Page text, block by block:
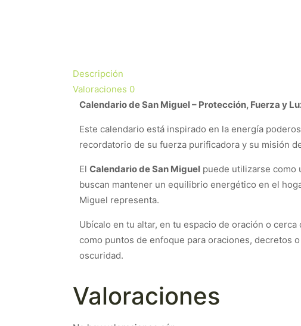
Descripción
Valoraciones 0
Calendario de San Miguel – Protección, Fuerza y
Este calendario está inspirado en la energía
recordatorio de su fuerza purificadora y su misión
El Calendario de San Miguel puede utilizarse como
buscan mantener un equilibrio energético en el
Miguel representa.
Ubícalo en tu altar, en tu espacio de oración o
como puntos de enfoque para oraciones, decretos
oscuridad.
Valoraciones